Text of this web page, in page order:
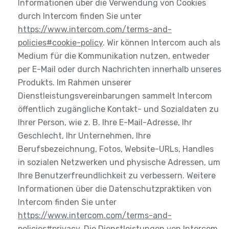
Informationen über die Verwendung von Cookies
durch Intercom finden Sie unter
https://www.intercom.com/terms-and-
policies#cookie-policy. Wir können Intercom auch als
Medium für die Kommunikation nutzen, entweder
per E-Mail oder durch Nachrichten innerhalb unseres
Produkts. Im Rahmen unserer
Dienstleistungsvereinbarungen sammelt Intercom
öffentlich zugängliche Kontakt- und Sozialdaten zu
Ihrer Person, wie z. B. Ihre E-Mail-Adresse, Ihr
Geschlecht, Ihr Unternehmen, Ihre
Berufsbezeichnung, Fotos, Website-URLs, Handles
in sozialen Netzwerken und physische Adressen, um
Ihre Benutzerfreundlichkeit zu verbessern. Weitere
Informationen über die Datenschutzpraktiken von
Intercom finden Sie unter
https://www.intercom.com/terms-and-